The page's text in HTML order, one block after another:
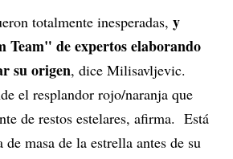
totalmente inesperadas, y
Team" de expertos elaborando
su origen, dice Milisavljevic.
el resplandor rojo/naranja que
de restos estelares, afirma. Está
masa de la estrella antes de su